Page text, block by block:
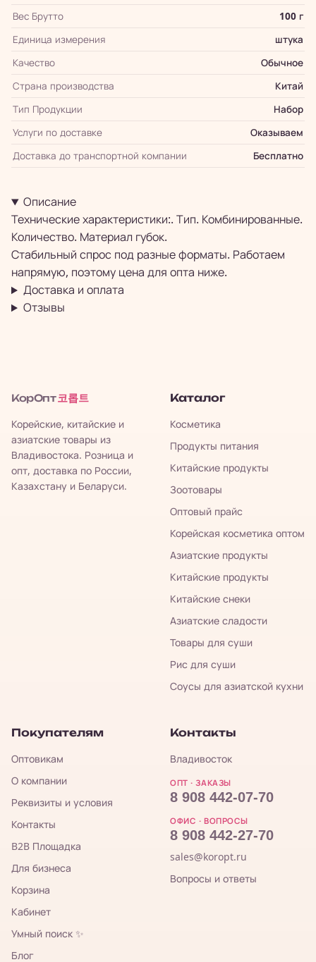
Вес Брутто
100 г
Единица измерения
штука
Качество
Обычное
Страна производства
Китай
Тип Продукции
Набор
Услуги по доставке
Оказываем
Доставка до транспортной компании
Бесплатно
Описание
Технические характеристики:. Тип. Комбинированные.
Количество. Материал губок.
Стабильный спрос под разные форматы. Работаем
напрямую, поэтому цена для опта ниже.
Доставка и оплата
Отзывы
КорОпт 코롭트
Корейские, китайские и
азиатские товары из
Владивостока. Розница и
опт, доставка по России,
Казахстану и Беларуси.
Каталог
Косметика
Продукты питания
Китайские продукты
Зоотовары
Оптовый прайс
Корейская косметика оптом
Азиатские продукты
Китайские продукты
Китайские снеки
Азиатские сладости
Товары для суши
Рис для суши
Соусы для азиатской кухни
Покупателям
Оптовикам
О компании
Реквизиты и условия
Контакты
B2B Площадка
Для бизнеса
Корзина
Кабинет
Умный поиск ✨
Блог
Контакты
Владивосток
ОПТ · ЗАКАЗЫ
8 908 442-07-70
ОФИС · ВОПРОСЫ
8 908 442-27-70
sales@koropt.ru
Вопросы и ответы